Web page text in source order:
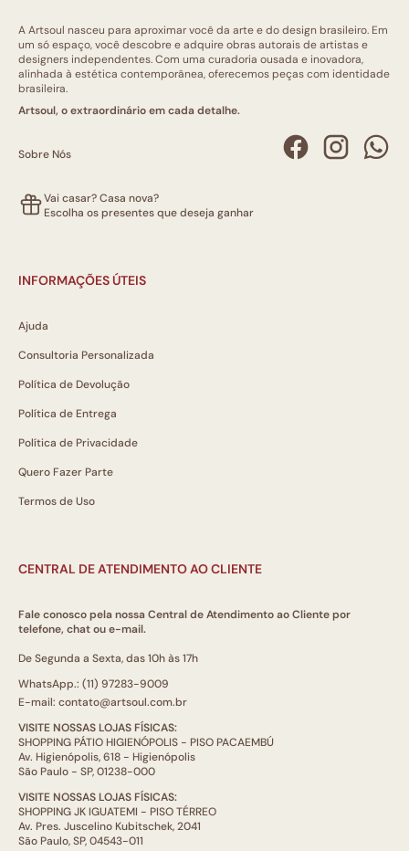
A Artsoul nasceu para aproximar você da arte e do design brasileiro. Em
um só espaço, você descobre e adquire obras autorais de artistas e
designers independentes. Com uma curadoria ousada e inovadora,
alinhada à estética contemporânea, oferecemos peças com identidade
brasileira.
Artsoul, o extraordinário em cada detalhe.
Sobre Nós
Vai casar? Casa nova?
Escolha os presentes que deseja ganhar
INFORMAÇÕES ÚTEIS
Ajuda
Consultoria Personalizada
Política de Devolução
Política de Entrega
Política de Privacidade
Quero Fazer Parte
Termos de Uso
CENTRAL DE ATENDIMENTO AO CLIENTE
Fale conosco pela nossa Central de Atendimento ao Cliente por
telefone, chat ou e-mail.
De Segunda a Sexta, das 10h às 17h
WhatsApp.: (11) 97283-9009
E-mail: contato@artsoul.com.br
VISITE NOSSAS LOJAS FÍSICAS:
SHOPPING PÁTIO HIGIENÓPOLIS - PISO PACAEMBÚ
Av. Higienópolis, 618 - Higienópolis
São Paulo - SP, 01238-000
VISITE NOSSAS LOJAS FÍSICAS:
SHOPPING JK IGUATEMI - PISO TÉRREO
Av. Pres. Juscelino Kubitschek, 2041
São Paulo, SP, 04543-011